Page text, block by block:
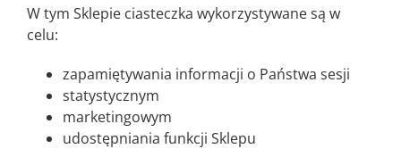
W tym Sklepie ciasteczka wykorzystywane są w
celu:
zapamiętywania informacji o Państwa sesji
statystycznym
marketingowym
udostępniania funkcji Sklepu